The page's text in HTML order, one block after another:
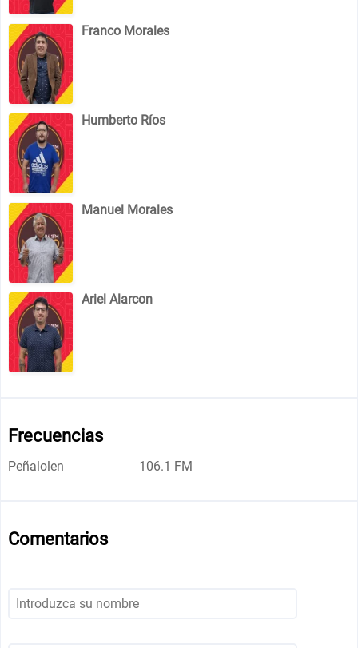
Franco Morales
Humberto Ríos
Manuel Morales
Ariel Alarcon
Frecuencias
Peñalolen 106.1 FM
Comentarios